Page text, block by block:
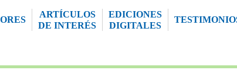
ARTÍCULOS
DE INTERÉS
EDICIONES
DIGITALES